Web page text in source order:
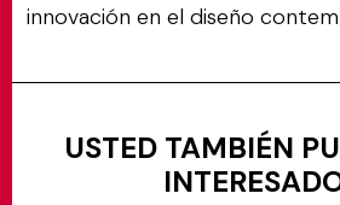
innovación en el diseño
USTED TAMBIÉN